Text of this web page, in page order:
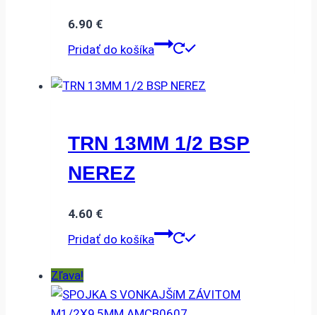
6.90 €
Pridať do košíka
TRN 13MM 1/2 BSP
NEREZ
4.60 €
Pridať do košíka
Zľava!